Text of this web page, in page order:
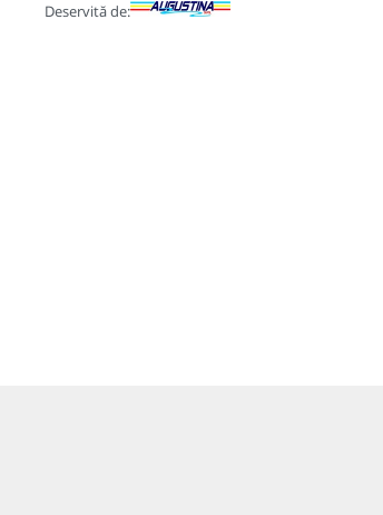
Deservită de: